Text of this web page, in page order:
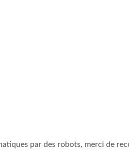
par des robots, merci de